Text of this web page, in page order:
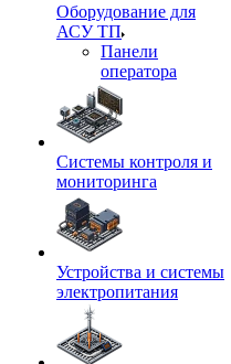
Оборудование для
АСУ ТП
Панели
оператора
Системы контроля и
мониторинга
Устройства и системы
электропитания